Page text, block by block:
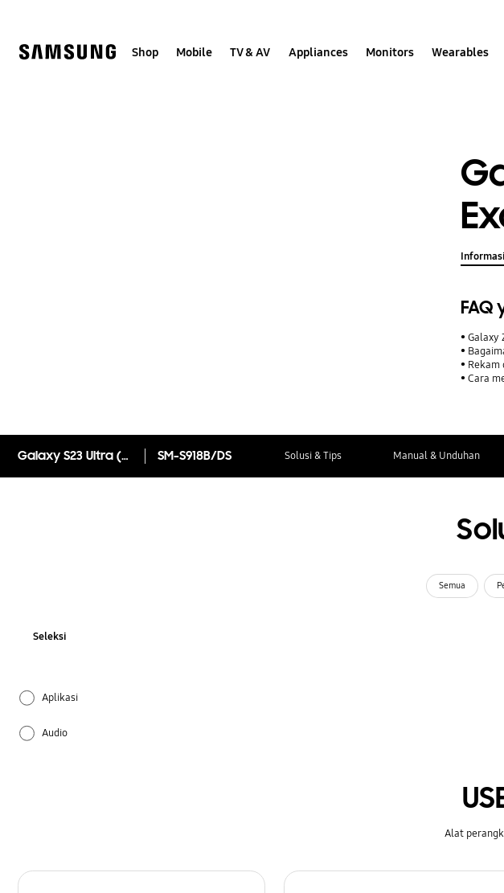
Shop Mobile TV & AV Appliances Monitors Wearables
Galaxy
Rekam
Cara
Galaxy S23 Ultra (Online Exclusive) SM-S918B/DS Solusi & Tips Manual & Unduhan
Semua
Seleksi
Aplikasi
Audio
Jaringan & WiFi
Alat